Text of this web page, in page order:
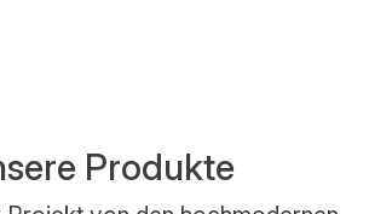
Produkte